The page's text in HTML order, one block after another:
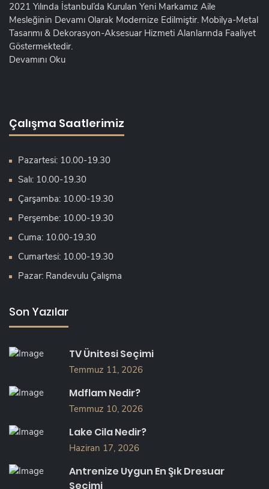
2021 Yılında İstanbul’da Kurulan Yeni Markamız Aile
Mesleğinin Devamı Olarak Modernize Edilmiştir. Mobilya-Metal
Tasarımı & Dekorasyon-Aksesuar Hizmeti Alanlarında Faaliyet
Göstermektedir.
Devamını Oku
Çalışma Saatlerimiz
Pazartesi: 10.00-19.30
Salı: 10.00-19.30
Çarşamba: 10.00-19.30
Perşembe: 10.00-19.30
Cuma: 10.00-19.30
Cumartesi: 10.00-19.30
Pazar: Randevulu Çalışma
Son Yazılar
TV Ünitesi Seçimi
Temmuz 11, 2026
Mdflam Nedir?
Temmuz 10, 2026
Lake Cila Nedir?
Haziran 17, 2026
Antrenize Uygun En Şık Dresuar
Seçimi